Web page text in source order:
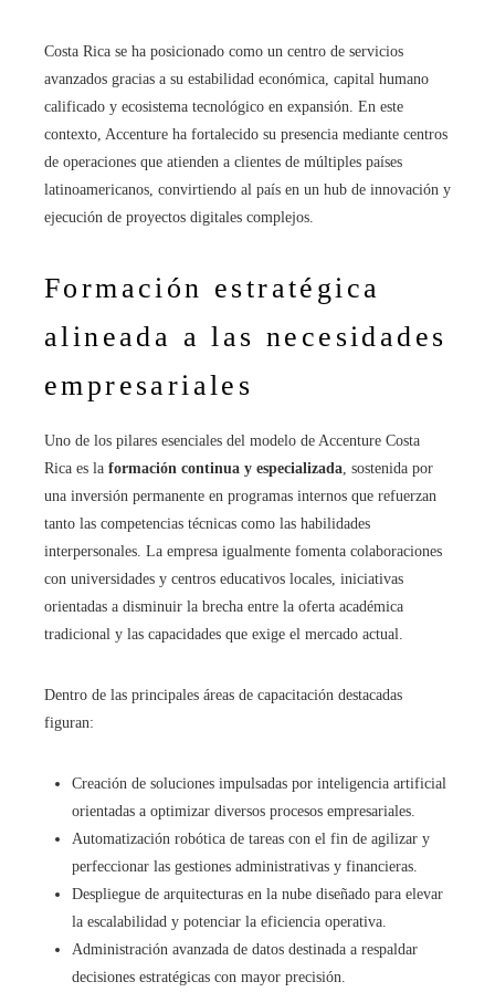
Costa Rica se ha posicionado como un centro de servicios
avanzados gracias a su estabilidad económica, capital humano
calificado y ecosistema tecnológico en expansión. En este
contexto, Accenture ha fortalecido su presencia mediante centros
de operaciones que atienden a clientes de múltiples países
latinoamericanos, convirtiendo al país en un hub de innovación y
ejecución de proyectos digitales complejos.
Formación estratégica
alineada a las necesidades
empresariales
Uno de los pilares esenciales del modelo de Accenture Costa
Rica es la formación continua y especializada , sostenida por
una inversión permanente en programas internos que refuerzan
tanto las competencias técnicas como las habilidades
interpersonales. La empresa igualmente fomenta colaboraciones
con universidades y centros educativos locales, iniciativas
orientadas a disminuir la brecha entre la oferta académica
tradicional y las capacidades que exige el mercado actual.
Dentro de las principales áreas de capacitación destacadas
figuran:
Creación de soluciones impulsadas por inteligencia artificial
orientadas a optimizar diversos procesos empresariales.
Automatización robótica de tareas con el fin de agilizar y
perfeccionar las gestiones administrativas y financieras.
Despliegue de arquitecturas en la nube diseñado para elevar
la escalabilidad y potenciar la eficiencia operativa.
Administración avanzada de datos destinada a respaldar
decisiones estratégicas con mayor precisión.